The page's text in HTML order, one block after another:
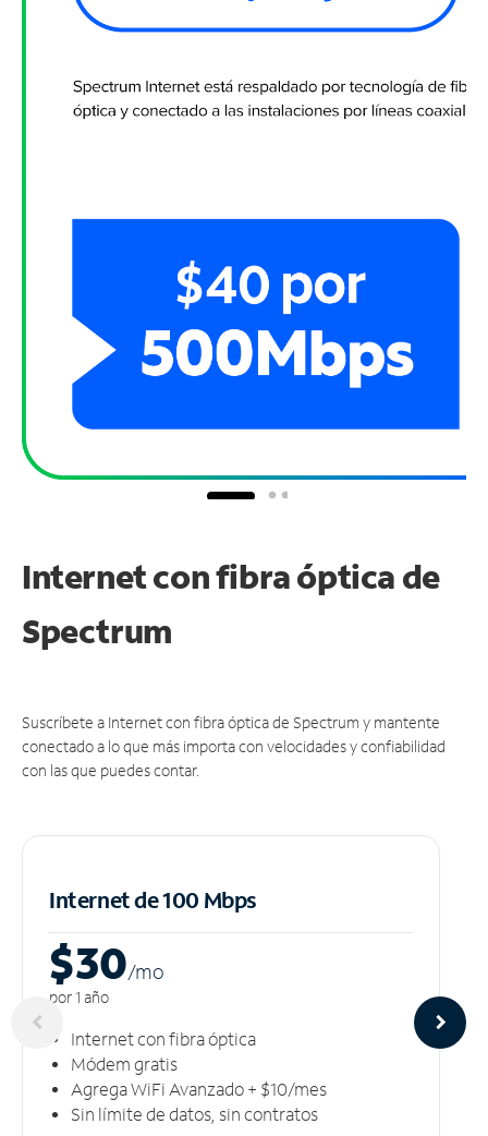
Internet con fibra óptica de
Spectrum
Suscríbete a Internet con fibra óptica de Spectrum y mantente
conectado a lo que más importa con velocidades y confiabilidad
con las que puedes contar.
Internet de 100 Mbps
$30/mo
por 1 año
Internet con fibra óptica
Módem gratis
Agrega WiFi Avanzado + $10/mes
Sin límite de datos, sin contratos